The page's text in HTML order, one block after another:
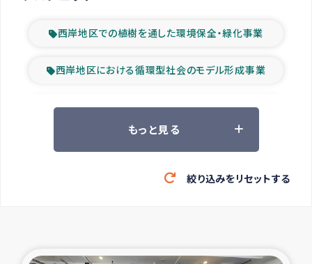
西岸地区での植樹を通した環境保全・緑化事業
西岸地区における循環型社会のモデル形成事業
ツアー参加者の声
緊急救援の時代
東ティモール豪雨緊急支援
もっと見る
絞り込みをリセットする